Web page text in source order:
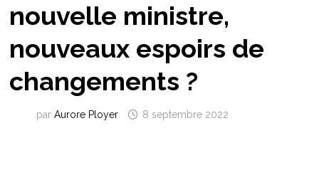
nouvelle ministre,
nouveaux espoirs de
changements ?
par Aurore Ployer 8 septembre 2022